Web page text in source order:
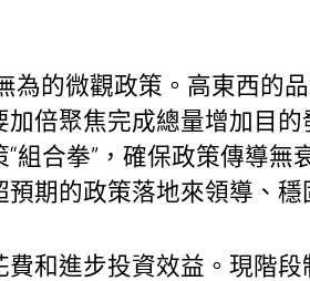
為的微觀政策。高東西的
倍聚焦完成總量增加目
組合拳”，確保政策傳導無
期的政策落地來領導、穩
和進步投資效益。現階